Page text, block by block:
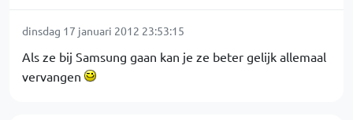
dinsdag 17 januari 2012 23:53:15
Als ze bij Samsung gaan kan je ze beter gelijk allemaal
vervangen